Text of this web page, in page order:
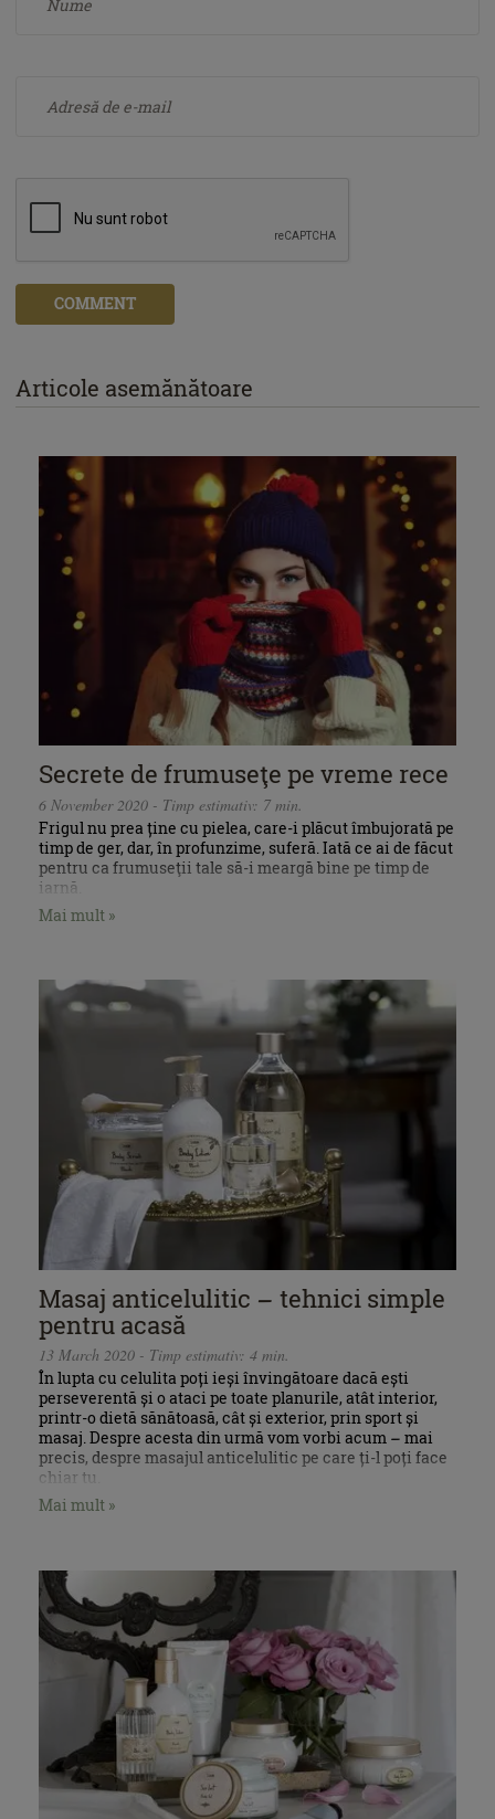
COMMENT
Articole asemănătoare
Secrete de frumuseţe pe vreme rece
6 November 2020 - Timp estimativ: 7 min.
Frigul nu prea ține cu pielea, care-i plăcut îmbujorată pe
timp de ger, dar, în profunzime, suferă. Iată ce ai de făcut
pentru ca frumuseţii tale să-i meargă bine pe timp de
iarnă.
Mai mult »
Masaj anticelulitic – tehnici simple
pentru acasă
13 March 2020 - Timp estimativ: 4 min.
În lupta cu celulita poți ieși învingătoare dacă ești
perseverentă și o ataci pe toate planurile, atât interior,
printr-o dietă sănătoasă, cât și exterior, prin sport și
masaj. Despre acesta din urmă vom vorbi acum – mai
precis, despre masajul anticelulitic pe care ți-l poți face
chiar tu.
Mai mult »